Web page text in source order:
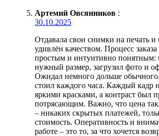
Артемий Овсянников :
30.10.2025
Отдавала свои снимки на печать
удивлён качеством. Процесс заказа
простым и интуитивно понятным:
нужный размер, загрузил фото и
Ожидал немного дольше обычного,
стоил каждого часа. Каждый кадр
яркими красками, а контраст был
потрясающим. Важно, что цена
– никаких скрытых платежей,
стоимость. Оперативность и
работе – это то, за что хочется